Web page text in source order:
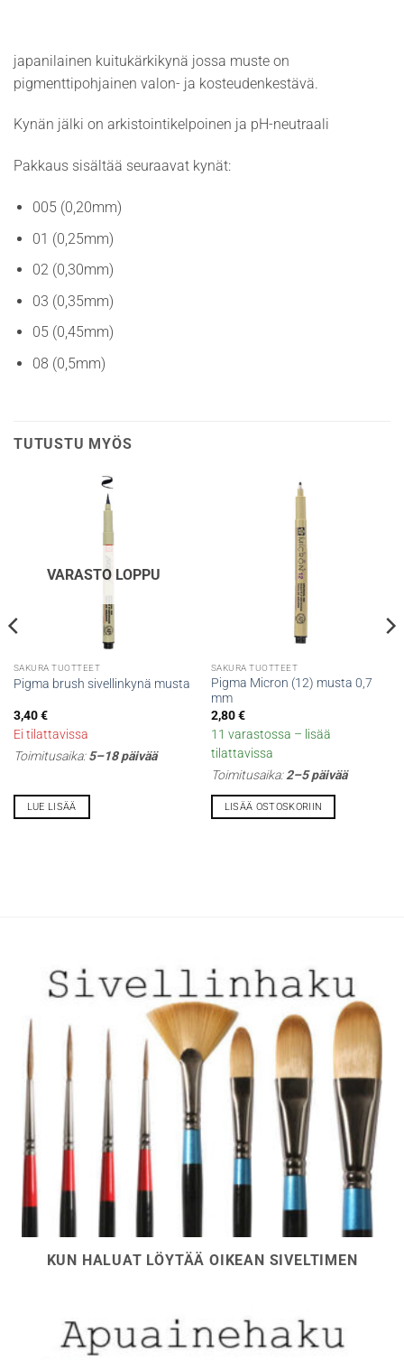
japanilainen kuitukärkikynä jossa muste on
pigmenttipohjainen valon- ja kosteudenkestävä.
Kynän jälki on arkistointikelpoinen ja pH-neutraali
Pakkaus sisältää seuraavat kynät:
005 (0,20mm)
01 (0,25mm)
02 (0,30mm)
03 (0,35mm)
05 (0,45mm)
08 (0,5mm)
TUTUSTU MYÖS
VARASTO LOPPU
SAKURA TUOTTEET
Pigma brush sivellinkynä musta
3,40€
Ei tilattavissa
Toimitusaika:5–18 päivää
LUE LISÄÄ
SAKURA TUOTTEET
Pigma Micron (12) musta 0,7
mm
2,80€
11 varastossa – lisää
tilattavissa
Toimitusaika:2–5 päivää
LISÄÄ OSTOSKORIIN
KUN HALUAT LÖYTÄÄ OIKEAN SIVELTIMEN